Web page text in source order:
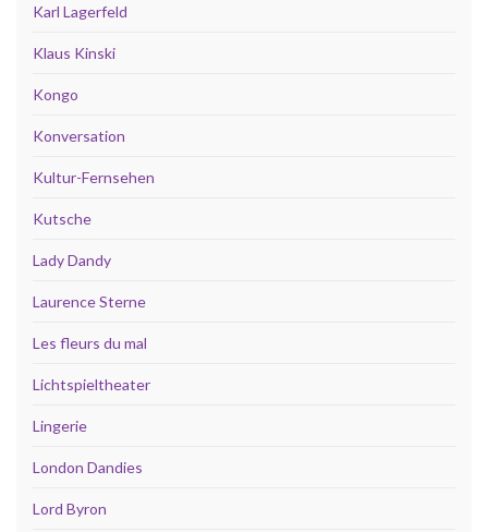
Karl Lagerfeld
Klaus Kinski
Kongo
Konversation
Kultur-Fernsehen
Kutsche
Lady Dandy
Laurence Sterne
Les fleurs du mal
Lichtspieltheater
Lingerie
London Dandies
Lord Byron